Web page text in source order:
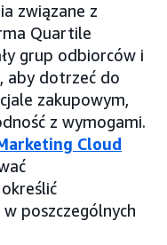
związane z
Quartile
grup odbiorców i
aby dotrzeć do
zakupowym,
z wymogami.
Cloud
poszczególnych